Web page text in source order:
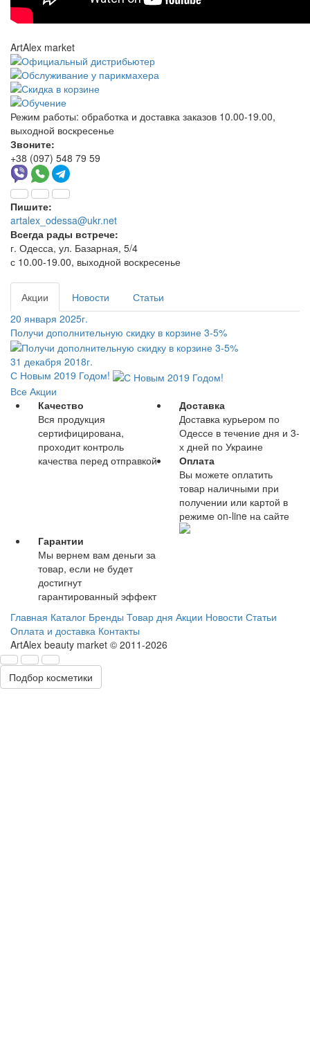
ArtAlex market
Режим работы: обработка и доставка заказов 10.00-19.00,
выходной воскресенье
Звоните:
+38 (097) 548 79 59
Пишите:
artalex_odessa@ukr.net
Всегда рады встрече:
г. Одесса, ул. Базарная, 5/4
с 10.00-19.00, выходной воскресенье
Акции Новости
Статьи
20 января 2025г.
Получи дополнительную скидку в корзине 3-5%
31 декабря 2018г.
С Новым 2019 Годом!
Все Акции
Качество
Вся продукция
сертифицирована,
проходит контроль
качества перед отправкой
Доставка
Доставка курьером по
Одессе в течение дня и 3-
х дней по Украине
Оплата
Вы можете оплатить
товар наличными при
получении или картой в
режиме on-line на сайте
Гарантии
Мы вернем вам деньги за
товар, если не будет
достигнут
гарантированный эффект
Главная Каталог Бренды Товар дня Акции Новости Статьи
Оплата и доставка Контакты
ArtAlex beauty market © 2011-2026
Подбор косметики